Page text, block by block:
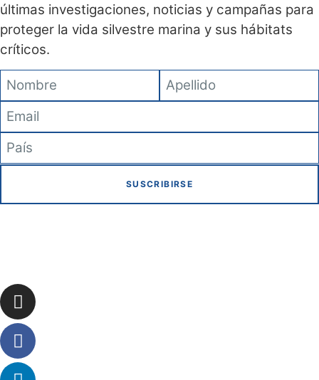
últimas investigaciones, noticias y campañas para
proteger la vida silvestre marina y sus hábitats
críticos.
SUSCRIBIRSE